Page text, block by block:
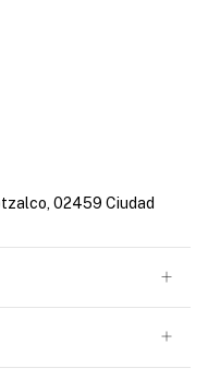
02459 Ciudad